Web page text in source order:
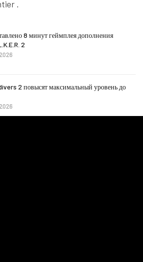
.
8 минут геймплея дополнения
2
2 повысят максимальный уровень до